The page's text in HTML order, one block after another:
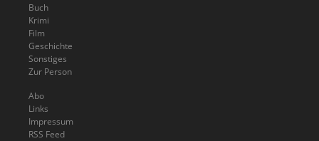
Buch
Krimi
Film
Geschichte
Sonstiges
Zur Person
Abo
Links
Impressum
RSS Feed